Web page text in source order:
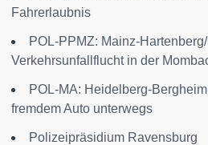
Fahrerlaubnis
POL-PPMZ: Mainz-
Verkehrsunfallflucht in der
POL-MA: Heidelberg-
fremdem Auto unterwegs
Polizeipräsidium Ravensburg